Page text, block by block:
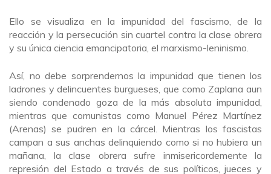
Ello se visualiza en la impunidad del fascismo, de la
reacción y la persecución sin cuartel contra la clase obrera
y su única ciencia emancipatoria, el marxismo-leninismo.
Así, no debe sorprendernos la impunidad que tienen los
ladrones y delincuentes burgueses, que como Zaplana aun
siendo condenado goza de la más absoluta impunidad,
mientras que comunistas como Manuel Pérez Martínez
(Arenas) se pudren en la cárcel. Mientras los fascistas
campan a sus anchas delinquiendo como si no hubiera un
mañana, la clase obrera sufre inmisericordemente la
represión del Estado a través de sus políticos, jueces y